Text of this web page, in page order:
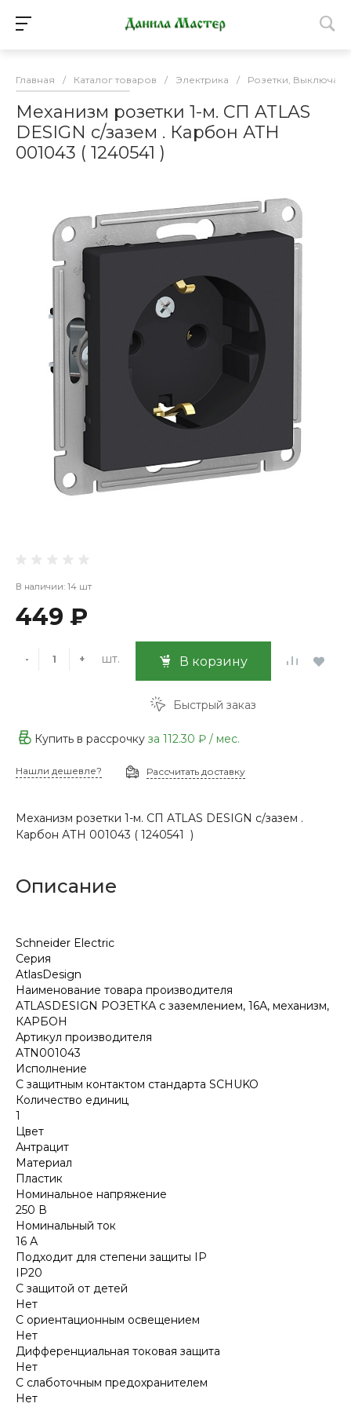
Главная / Каталог товаров / Электрика / Розетки,
Механизм розетки 1-м. СП ATLAS
DESIGN с/зазем . Карбон АТН
001043 ( 1240541 )
В наличии: 14 шт
449 ₽
- + шт. В корзину
Быстрый заказ
Купить в рассрочку за 112.30 ₽ / мес.
Нашли дешевле? Рассчитать доставку
Механизм розетки 1-м. СП ATLAS DESIGN с/зазем .
Карбон АТН 001043 ( 1240541 )
Описание
Schneider Electric
Серия
AtlasDesign
Наименование товара производителя
ATLASDESIGN РОЗЕТКА с заземлением, 16А, механизм,
КАРБОН
Артикул производителя
ATN001043
Исполнение
С защитным контактом стандарта SCHUKO
Количество единиц
1
Цвет
Антрацит
Материал
Пластик
Номинальное напряжение
250 В
Номинальный ток
16 А
Подходит для степени защиты IP
IP20
С защитой от детей
Нет
С ориентационным освещением
Нет
Дифференциальная токовая защита
Нет
С слаботочным предохранителем
Нет